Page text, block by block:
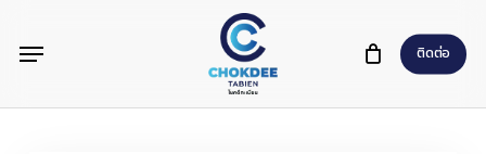
content
ติดต่อ
Menu